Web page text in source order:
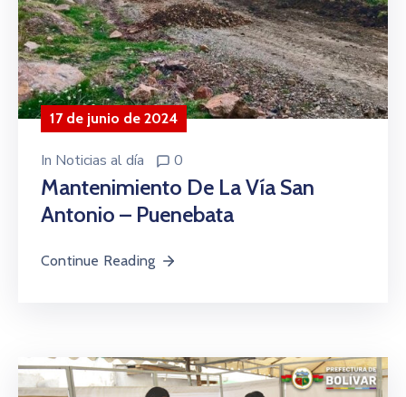
17 de junio de 2024
In Noticias al día 0
Mantenimiento De La Vía San
Antonio – Puenebata
Continue Reading